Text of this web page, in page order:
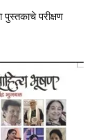
परीक्षण